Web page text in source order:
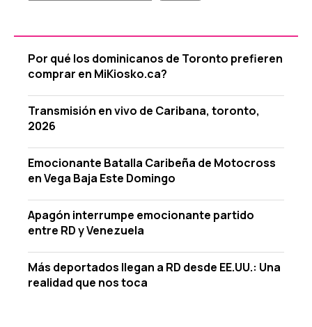
Por qué los dominicanos de Toronto prefieren
comprar en MiKiosko.ca?
Transmisión en vivo de Caribana, toronto,
2026
Emocionante Batalla Caribeña de Motocross
en Vega Baja Este Domingo
Apagón interrumpe emocionante partido
entre RD y Venezuela
Más deportados llegan a RD desde EE.UU.: Una
realidad que nos toca